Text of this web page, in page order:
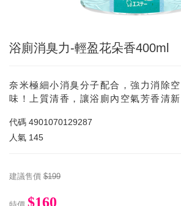
浴廁消臭力-輕盈花朵香400ml
奈米極細小消臭分子配合，強力消除
味！上質清香，讓浴廁內空氣芳香清新
代碼 4901070129287
人氣 145
建議售價 $199
$160